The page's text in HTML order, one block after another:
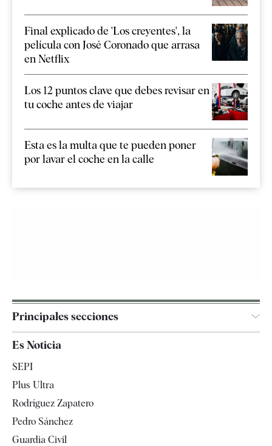
Final explicado de 'Los creyentes', la
película con José Coronado que arrasa
en Netflix
Los 12 puntos clave que debes revisar en
tu coche antes de viajar
Esta es la multa que te pueden poner
por lavar el coche en la calle
Principales secciones
Televisión
Es Noticia
SEPI
Plus Ultra
Rodríguez Zapatero
Pedro Sánchez
Guardia Civil